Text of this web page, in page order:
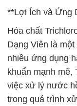
**Lợi Ích và Ứng
Hóa chất
Dạng Viên là
nhiều ứng dụng
khuẩn mạnh
việc xử lý nước
trong quá trình